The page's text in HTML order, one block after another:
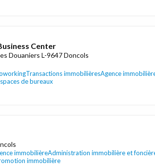
Center
Douaniers L-9647 Doncols
Transactions immobilièresAgence
de bureaux
immobilièreAdministration immobilière et
immobilière